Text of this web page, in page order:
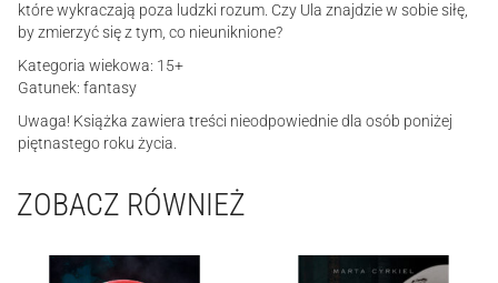
które wykraczają poza ludzki rozum. Czy Ula znajdzie w sobie siłę,
by zmierzyć się z tym, co nieuniknione?
Kategoria wiekowa: 15+
Gatunek: fantasy
Uwaga! Książka zawiera treści nieodpowiednie dla osób poniżej
piętnastego roku życia.
ZOBACZ RÓWNIEŻ